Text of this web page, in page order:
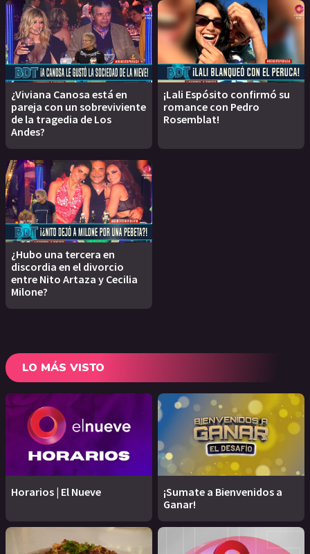
¿Viviana Canosa está en
pareja con un sobreviviente
de la tragedia de Los
Andes?
¡Lali Espósito confirmó su
romance con Pedro
Rosemblat!
¿Hubo una tercera en
discordia en el divorcio
entre Nito Artaza y Cecilia
Milone?
LO MÁS VISTO
Horarios | El Nueve
¡Sumate a Bienvenidos a
Ganar!